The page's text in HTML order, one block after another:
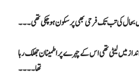
بحال کی تب تک فرحی بھی پر سکون ہو چکی تھی۔۔۔
میں لیٹی تھی اس کے چہرے پر اطمینان جھلک رہا
تھا۔۔۔۔